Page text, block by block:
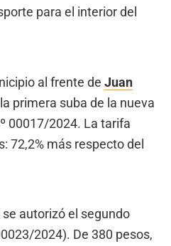
para el interior del
al frente de Juan
primera suba de la nueva
00017/2024. La tarifa
72,2% más respecto del
se autorizó el segundo
2024). De 380 pesos,